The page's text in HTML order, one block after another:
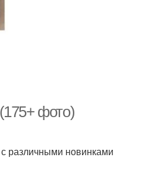
фото)
различными новинками